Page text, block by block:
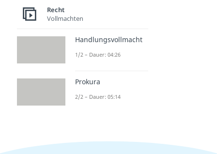
Recht
Vollmachten
Handlungsvollmacht
1/2 – Dauer: 04:26
Prokura
2/2 – Dauer: 05:14